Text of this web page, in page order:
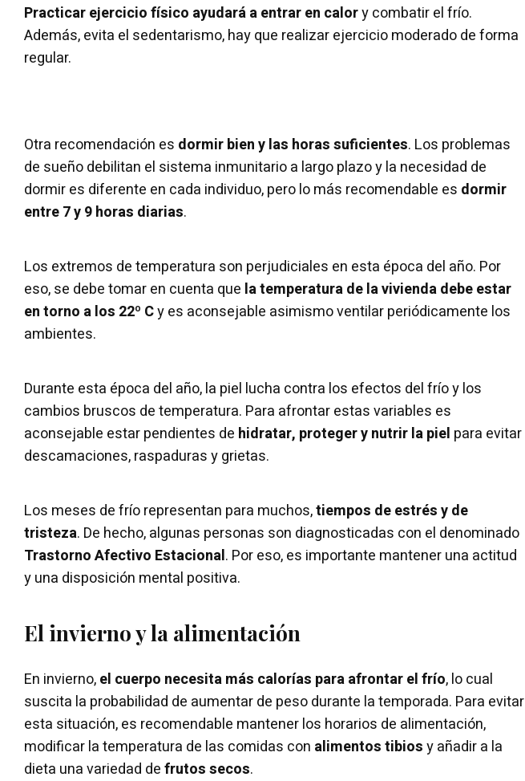
Practicar ejercicio físico ayudará a entrar en calory combatir el frío.
Además, evita el sedentarismo, hay que realizar ejercicio moderado de forma
regular.
Otra recomendación es dormir bien y las horas suficientes. Los problemas
de sueño debilitan el sistema inmunitario a largo plazo y la necesidad de
dormir es diferente en cada individuo, pero lo más recomendable es dormir
entre 7 y 9 horas diarias.
Los extremos de temperatura son perjudiciales en esta época del año. Por
eso, se debe tomar en cuenta que la temperatura de la vivienda debe estar
en torno a los 22º Cy es aconsejable asimismo ventilar periódicamente los
ambientes.
Durante esta época del año, la piel lucha contra los efectos del frío y los
cambios bruscos de temperatura. Para afrontar estas variables es
aconsejable estar pendientes de hidratar, proteger y nutrir la piel para evitar
descamaciones, raspaduras y grietas.
Los meses de frío representan para muchos,tiempos de estrés y de
tristeza. De hecho, algunas personas son diagnosticadas con el denominado
Trastorno Afectivo Estacional. Por eso, es importante mantener una actitud
y una disposición mental positiva.
El invierno y la alimentación
En invierno,el cuerpo necesita más calorías para afrontar el frío, lo cual
suscita la probabilidad de aumentar de peso durante la temporada. Para evitar
esta situación, es recomendable mantener los horarios de alimentación,
modificar la temperatura de las comidas con alimentos tibiosy añadir a la
dieta una variedad defrutos secos.